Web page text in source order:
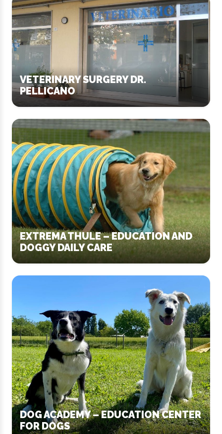
VETERINARY SURGERY DR.
PELLICANO
EXTREMA THULE – EDUCATION AND
DOGGY DAILY CARE
DOG ACADEMY – EDUCATION CENTER
FOR DOGS